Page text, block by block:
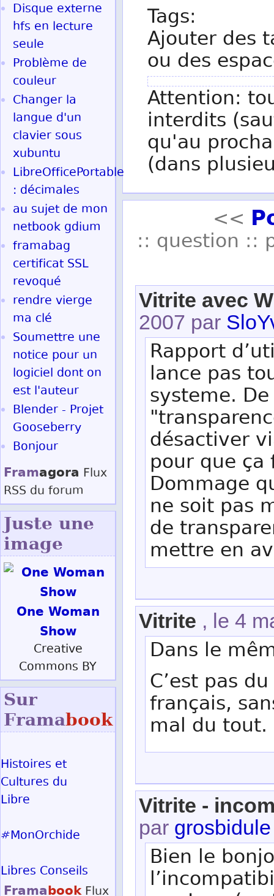
Tags:
Ajouter des
ou des
Attention:
interdits
qu'au
(dans
<<
:: question ::
Vitrite avec
2007 par
Rapport
lance pas
systeme.
désactiver
pour que ça
Dommage
ne soit pas
de
mettre en
Vitrite , le 4
Dans le
C’est pas
français,
mal du tout.
Vitrite -
par grosbidule
Bien le
Disque externe
hfs en lecture
seule
Problème de
couleur
Changer la
langue d'un
clavier sous
xubuntu
LibreOfficePortable
: décimales
au sujet de mon
netbook gdium
framabag
certificat SSL
revoqué
rendre vierge
ma clé
Soumettre une
notice pour un
logiciel dont on
est l'auteur
Blender - Projet
Gooseberry
Bonjour
Framagora Flux
RSS du forum
Juste une
image
One Woman
Show
Creative
Commons BY
Sur
Framabook
Histoires et
Cultures du
Libre
#MonOrchide
Libres Conseils
Framabook Flux